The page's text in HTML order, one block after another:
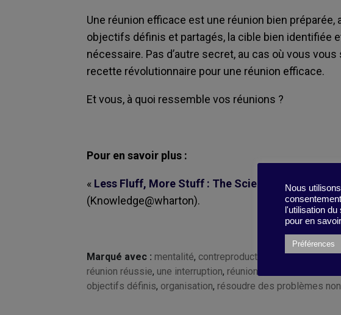
Une réunion efficace est une réunion bien
objectifs définis et partagés, la cible bien identifiée
nécessaire. Pas d’autre secret, au cas où vous
recette révolutionnaire pour une réunion efficace.
Et vous, à quoi ressemble vos réunions ?
Pour en savoir plus :
« Less Fluff, More Stuff : The Science of
(Knowledge@wharton).
Marqué avec : mentalité, contreproductif gardien du
réunion réussie, une interruption, réunion efficace
objectifs définis, organisation, résoudre des problèmes
Nous
l'utilisation
pour en
Préférences